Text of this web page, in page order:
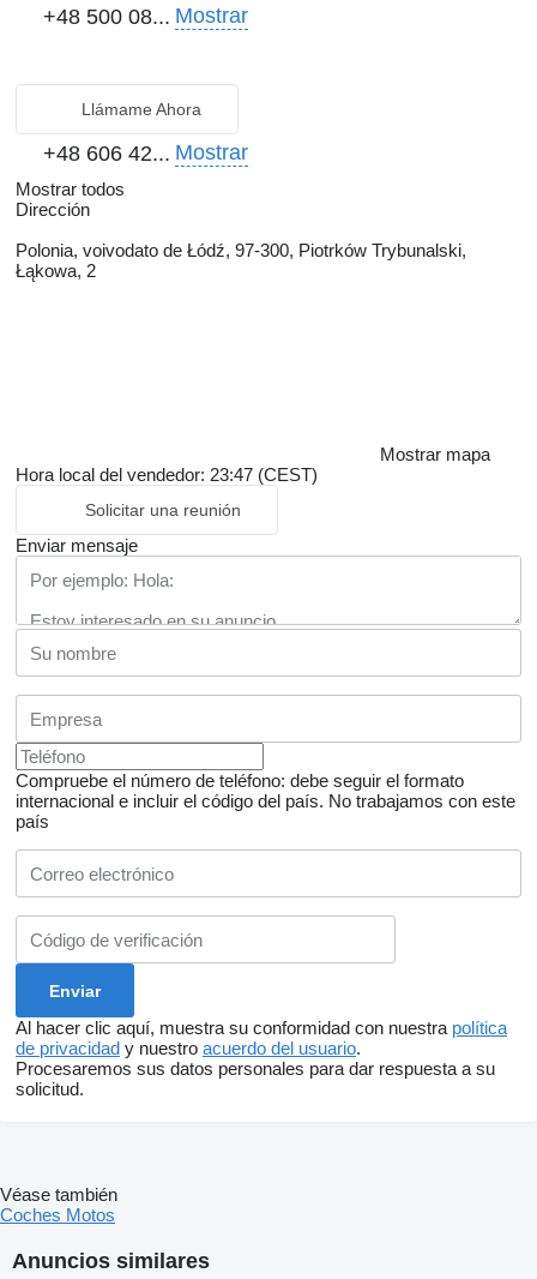
+48 500 08... Mostrar
Llámame Ahora
+48 606 42... Mostrar
Mostrar todos
Dirección
Polonia, voivodato de Łódź, 97-300, Piotrków Trybunalski,
Łąkowa, 2
Mostrar mapa
Hora local del vendedor: 23:47 (CEST)
Solicitar una reunión
Enviar mensaje
Compruebe el número de teléfono: debe seguir el formato
internacional e incluir el código del país. No trabajamos con este
país
Al hacer clic aquí, muestra su conformidad con nuestra política
de privacidad y nuestro acuerdo del usuario.
Procesaremos sus datos personales para dar respuesta a su
solicitud.
Anuncios similares
Véase también
Coches Motos